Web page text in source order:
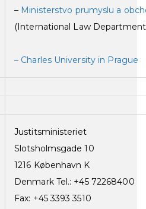
– Ministerstvo prumyslu a
(International Law
– Charles University in Prague
Justitsministeriet
Slotsholmsgade 10
1216 København K
Denmark Tel.: +45 72268400
Fax: +45 3393 3510